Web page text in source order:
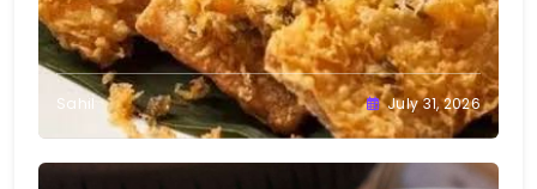
Selera
Sahil July 31, 2026